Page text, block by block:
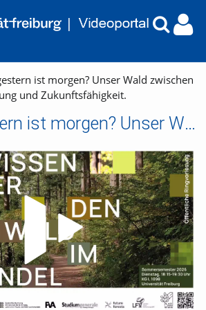
ist morgen? Unser Wald zwischen
und Zukunftsfähigkeit.
Wie viel gestern ist morgen? Unser Wald zwischen historischer Verklärung und Zukunftsfähigkeit.